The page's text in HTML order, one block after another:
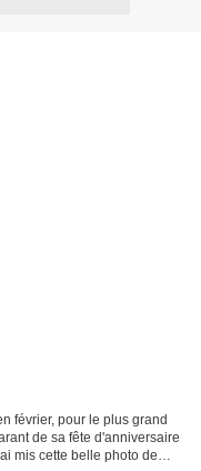
février, pour le plus grand
de sa fête d'anniversaire
mis cette belle photo de